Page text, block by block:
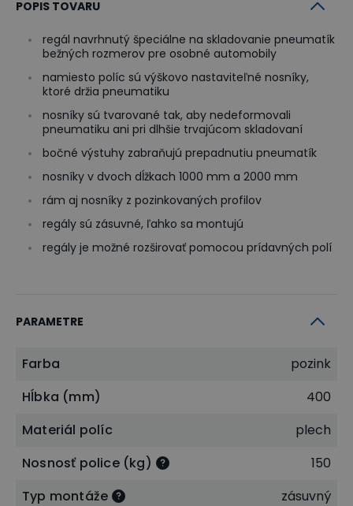
POPIS TOVARU
regál navrhnutý špeciálne na skladovanie pneumatík
bežných rozmerov pre osobné automobily
namiesto políc sú výškovo nastaviteľné nosníky,
ktoré držia pneumatiku
nosníky sú tvarované tak, aby nedeformovali
pneumatiku ani pri dlhšie trvajúcom skladovaní
bočné výstuhy zabraňujú prepadnutiu pneumatík
nosníky v dvoch dĺžkach 1000 mm a 2000 mm
rám aj nosníky z pozinkovaných profilov
regály sú zásuvné, ľahko sa montujú
regály je možné rozširovať pomocou prídavných polí
PARAMETRE
Farba
pozink
Hĺbka (mm)
400
Materiál políc
plech
Nosnosť police (kg)
150
Typ montáže
zásuvný